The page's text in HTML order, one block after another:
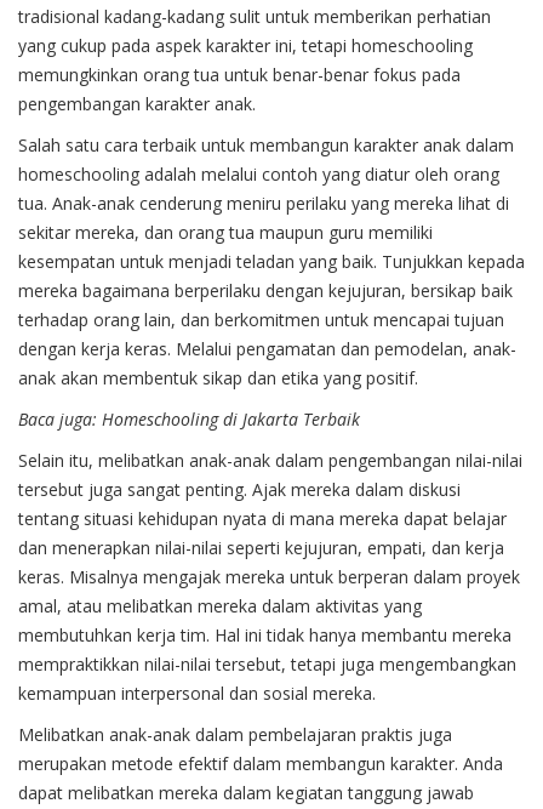
tradisional kadang-kadang sulit untuk memberikan perhatian
yang cukup pada aspek karakter ini, tetapi homeschooling
memungkinkan orang tua untuk benar-benar fokus pada
pengembangan karakter anak.
Salah satu cara terbaik untuk membangun karakter anak dalam
homeschooling adalah melalui contoh yang diatur oleh orang
tua. Anak-anak cenderung meniru perilaku yang mereka lihat di
sekitar mereka, dan orang tua maupun guru memiliki
kesempatan untuk menjadi teladan yang baik. Tunjukkan kepada
mereka bagaimana berperilaku dengan kejujuran, bersikap baik
terhadap orang lain, dan berkomitmen untuk mencapai tujuan
dengan kerja keras. Melalui pengamatan dan pemodelan, anak-
anak akan membentuk sikap dan etika yang positif.
Baca juga: Homeschooling di Jakarta Terbaik
Selain itu, melibatkan anak-anak dalam pengembangan nilai-nilai
tersebut juga sangat penting. Ajak mereka dalam diskusi
tentang situasi kehidupan nyata di mana mereka dapat belajar
dan menerapkan nilai-nilai seperti kejujuran, empati, dan kerja
keras. Misalnya mengajak mereka untuk berperan dalam proyek
amal, atau melibatkan mereka dalam aktivitas yang
membutuhkan kerja tim. Hal ini tidak hanya membantu mereka
mempraktikkan nilai-nilai tersebut, tetapi juga mengembangkan
kemampuan interpersonal dan sosial mereka.
Melibatkan anak-anak dalam pembelajaran praktis juga
merupakan metode efektif dalam membangun karakter. Anda
dapat melibatkan mereka dalam kegiatan tanggung jawab